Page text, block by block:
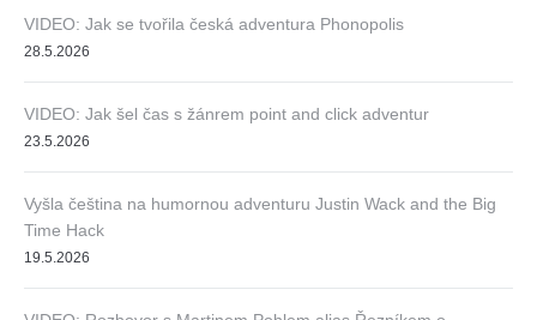
VIDEO: Jak se tvořila česká adventura Phonopolis
28.5.2026
VIDEO: Jak šel čas s žánrem point and click adventur
23.5.2026
Vyšla čeština na humornou adventuru Justin Wack and the Big
Time Hack
19.5.2026